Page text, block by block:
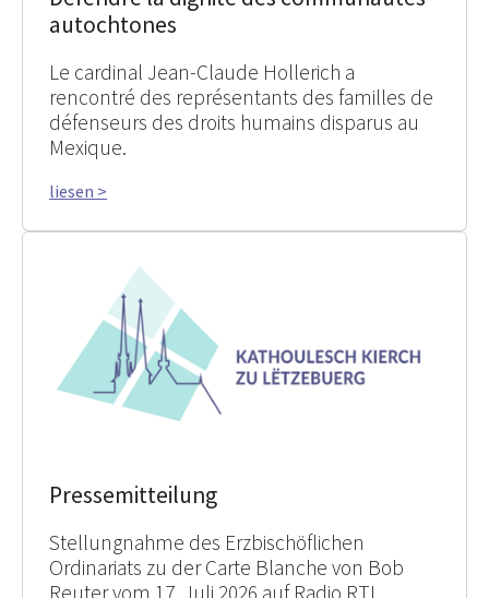
autochtones
Le cardinal Jean-Claude Hollerich a
rencontré des représentants des familles de
défenseurs des droits humains disparus au
Mexique.
liesen >
Pressemitteilung
Stellungnahme des Erzbischöflichen
Ordinariats zu der Carte Blanche von Bob
Reuter vom 17. Juli 2026 auf Radio RTL.